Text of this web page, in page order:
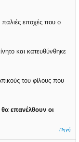
παλιές εποχές που ο
και κατευθύνθηκε
του φίλους που
επανέλθουν οι
Πηγή